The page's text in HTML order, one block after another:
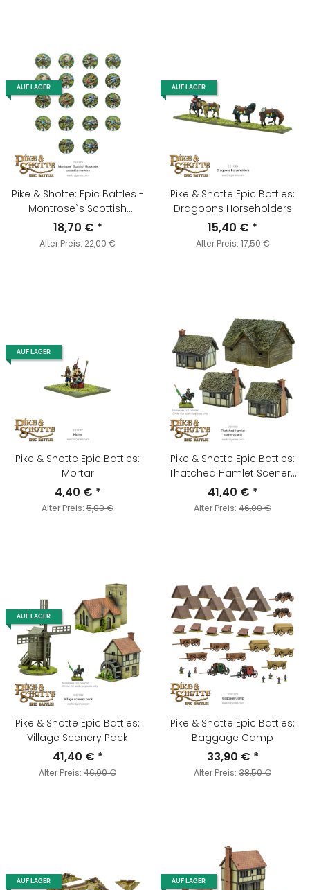
AUF LAGER
Pike & Shotte: Epic Battles -
Montrose`s Scottish
Royalists Casualty Markers
18,70 € *
Alter Preis: 22,00 €
AUF LAGER
Pike & Shotte Epic Battles:
Dragoons Horseholders
15,40 € *
Alter Preis:17,50 €
AUF LAGER
Pike & Shotte Epic Battles:
Mortar
4,40 € *
Alter Preis: 5,00 €
Pike & Shotte Epic Battles:
Thatched Hamlet Scenery
Pack
41,40 € *
Alter Preis: 46,00 €
AUF LAGER
Pike & Shotte Epic Battles:
Village Scenery Pack
41,40 € *
Alter Preis: 46,00 €
Pike & Shotte Epic Battles:
Baggage Camp
33,90 € *
Alter Preis: 38,50 €
AUF LAGER AUF LAGER